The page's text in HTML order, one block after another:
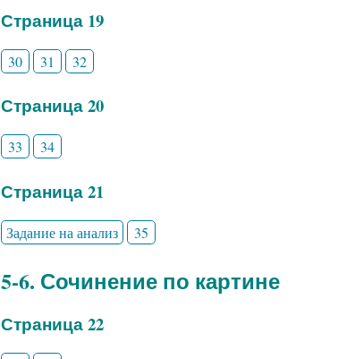
Страница 19
30 31 32
Страница 20
33 34
Страница 21
Задание на анализ 35
5-6. Сочинение по картине
Страница 22